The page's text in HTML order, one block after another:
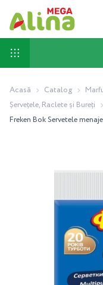
Acasă Catalog
Șervețele, Raclete și Bureți
Freken Bok Servetele